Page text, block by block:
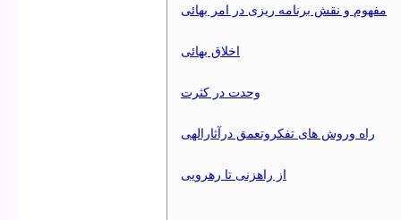
مفهوم و نقش برنامه ريزی در امر بهائی
اخلاق بهائی
وحدت در كثرت
راه وروش های تفكروتعمق درآثارالهی
از راهزنی تا رهرويی